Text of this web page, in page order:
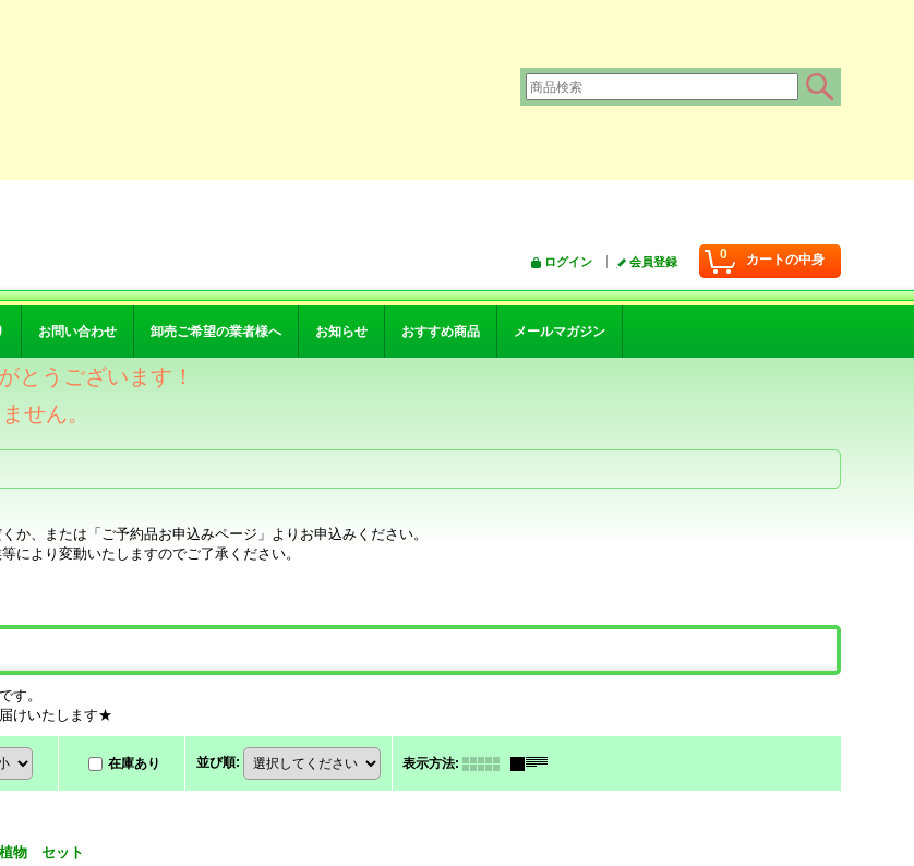
0 カートの中身
ログイン 会員登録
お問い合わせ 卸売ご希望の業者様へ お知らせ おすすめ商品 メールマガジン
とうございます！
せん。
か、または「ご予約品お申込みページ」よりお申込みください。
により変動いたしますのでご了承ください。
す。
けいたします★
在庫あり 並び順: 表示方法:
物 セット